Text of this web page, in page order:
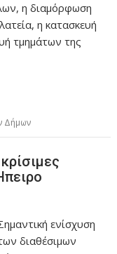
η διαμόρφωση
η κατασκευή
τμημάτων της
Δήμων
ενίσχυση
διαθέσιμων